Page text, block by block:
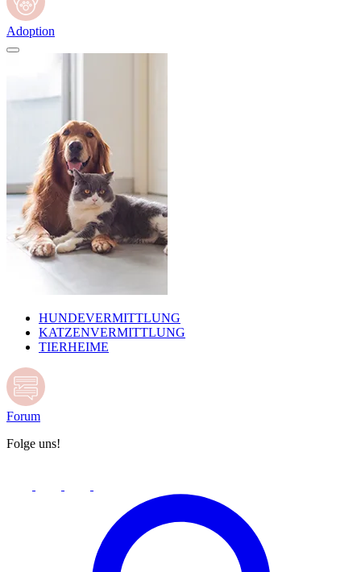
Adoption
HUNDEVERMITTLUNG
KATZENVERMITTLUNG
TIERHEIME
Forum
Folge uns!